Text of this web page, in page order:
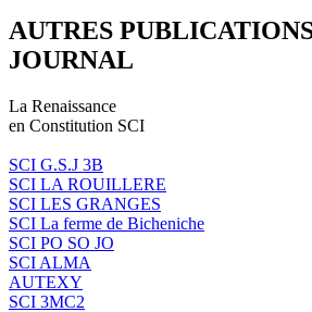
AUTRES
JOURNAL
La Renaissance
en Constitution SCI
SCI G.S.J 3B
SCI LA ROUILLERE
SCI LES GRANGES
SCI La ferme de Bicheniche
SCI PO SO JO
SCI ALMA
AUTEXY
SCI 3MC2